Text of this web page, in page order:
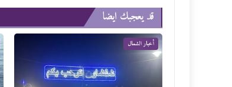
قد يعجبك ايضا
أخبار الشمال